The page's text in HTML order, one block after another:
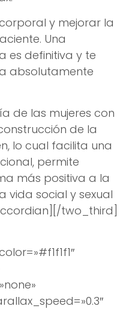
y mejorar la
Una
es definitiva y te
absolutamente
de las mujeres con
de la
lo cual facilita una
permite
más positiva a la
vida social y sexual
two_third]